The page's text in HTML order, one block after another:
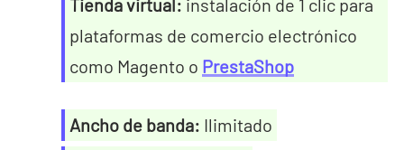
Tienda virtual: instalación de 1 clic para
plataformas de comercio electrónico
como Magento o PrestaShop
Ancho de banda: Ilimitado